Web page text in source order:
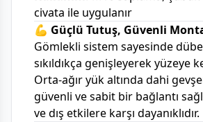
civata ile uygulanır
💪 Güçlü Tutuş, Güvenli
Gömlekli sistem sayesinde
sıkıldıkça genişleyerek yüzeye
Orta-ağır yük altında dahi
güvenli ve sabit bir bağlantı
ve dış etkilere karşı dayanıklıdır.